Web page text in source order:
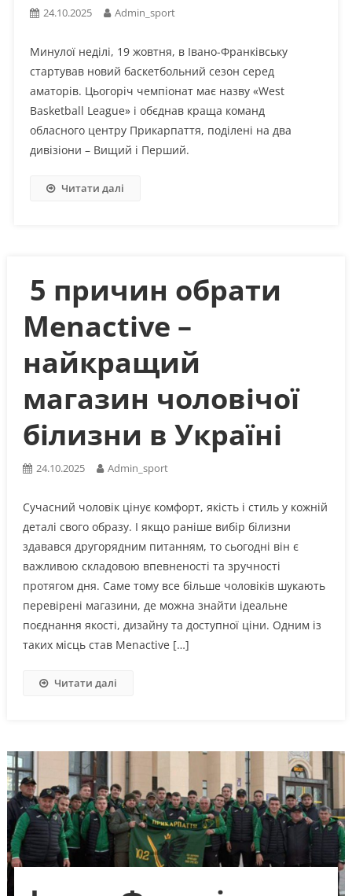
24.10.2025 Admin_sport
Минулої неділі, 19 жовтня, в Івано-Франківську
стартував новий баскетбольний сезон серед
аматорів. Цьогоріч чемпіонат має назву «West
Basketball League» і обєднав краща команд
обласного центру Прикарпаття, поділені на два
дивізіони – Вищий і Перший.
Читати далі
5 причин обрати
Menactive –
найкращий
магазин чоловічої
білизни в Україні
24.10.2025 Admin_sport
Сучасний чоловік цінує комфорт, якість і стиль у кожній
деталі свого образу. І якщо раніше вибір білизни
здавався другорядним питанням, то сьогодні він є
важливою складовою впевненості та зручності
протягом дня. Саме тому все більше чоловіків шукають
перевірені магазини, де можна знайти ідеальне
поєднання якості, дизайну та доступної ціни. Одним із
таких місць став Menactive […]
Читати далі